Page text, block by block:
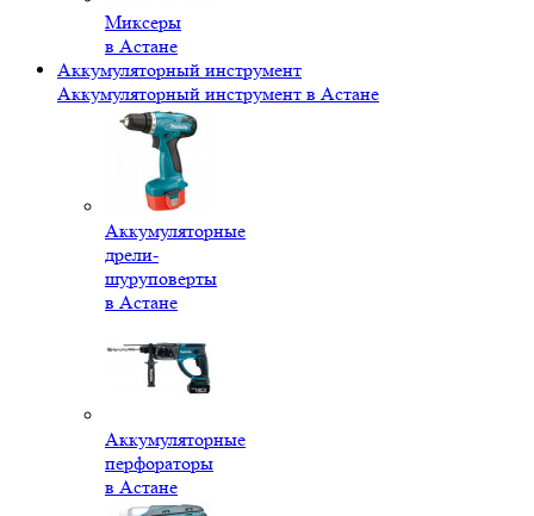
Миксеры
в Астане
Аккумуляторный инструмент
Аккумуляторный инструмент в Астане
Аккумуляторные
дрели-
шуруповерты
в Астане
Аккумуляторные
перфораторы
в Астане